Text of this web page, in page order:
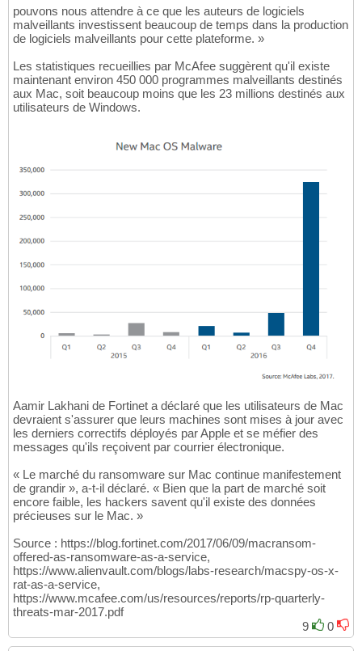
pouvons nous attendre à ce que les auteurs de logiciels
malveillants investissent beaucoup de temps dans la production
de logiciels malveillants pour cette plateforme. »
Les statistiques recueillies par McAfee suggèrent qu'il existe
maintenant environ 450 000 programmes malveillants destinés
aux Mac, soit beaucoup moins que les 23 millions destinés aux
utilisateurs de Windows.
Aamir Lakhani de Fortinet a déclaré que les utilisateurs de Mac
devraient s'assurer que leurs machines sont mises à jour avec
les derniers correctifs déployés par Apple et se méfier des
messages qu'ils reçoivent par courrier électronique.
« Le marché du ransomware sur Mac continue manifestement
de grandir », a-t-il déclaré. « Bien que la part de marché soit
encore faible, les hackers savent qu'il existe des données
précieuses sur le Mac. »
Source : https://blog.fortinet.com/2017/06/09/macransom-
offered-as-ransomware-as-a-service,
https://www.alienvault.com/blogs/labs-research/macspy-os-x-
rat-as-a-service,
https://www.mcafee.com/us/resources/reports/rp-quarterly-
threats-mar-2017.pdf
9
0